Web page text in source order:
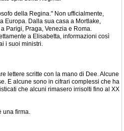
della Regina." Non ufficialmente,
Europa. Dalla sua casa a Mortlake,
Parigi, Praga, Venezia e Roma.
a Elisabetta, informazioni così
i suoi ministri.
lettere scritte con la mano di Dee. Alcune
E alcune sono in cifrari complessi che ha
che alcuni rimasero irrisolti fino al XX
una firma.